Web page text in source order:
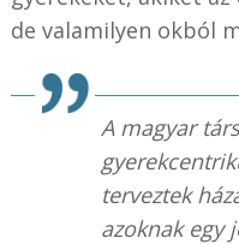
de valamilyen okból
A magyar
terveztek
azoknak egy